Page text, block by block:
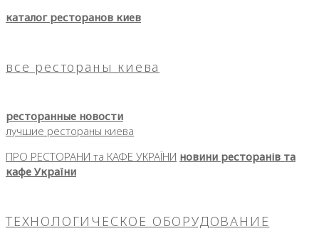
каталог ресторанов киев
все рестораны киева
ресторанные новости
лучшие рестораны киева
ПРО РЕСТОРАНИ та КАФЕ УКРАЇНИ новини ресторанів та
кафе України
ТЕХНОЛОГИЧЕСКОЕ ОБОРУДОВАНИЕ